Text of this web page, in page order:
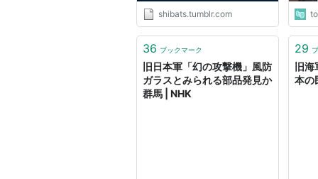
れを使って 最近開発した高
速列車のフロントガラスを試
験してみたいと考えた。 話
し合いがまとまり、装置がア
メリカへ送られてきた。 発
射筒から鶏が撃ちだされ、破
片飛散防止のフロントガラス
を粉々に打ち破り、 制御盤
shibats.tumblr.com
36 ブックマーク
旧日本軍「幻の攻撃機」風防
ガラスとみられる部品発見か
群馬 | NHK
29
旧
本の